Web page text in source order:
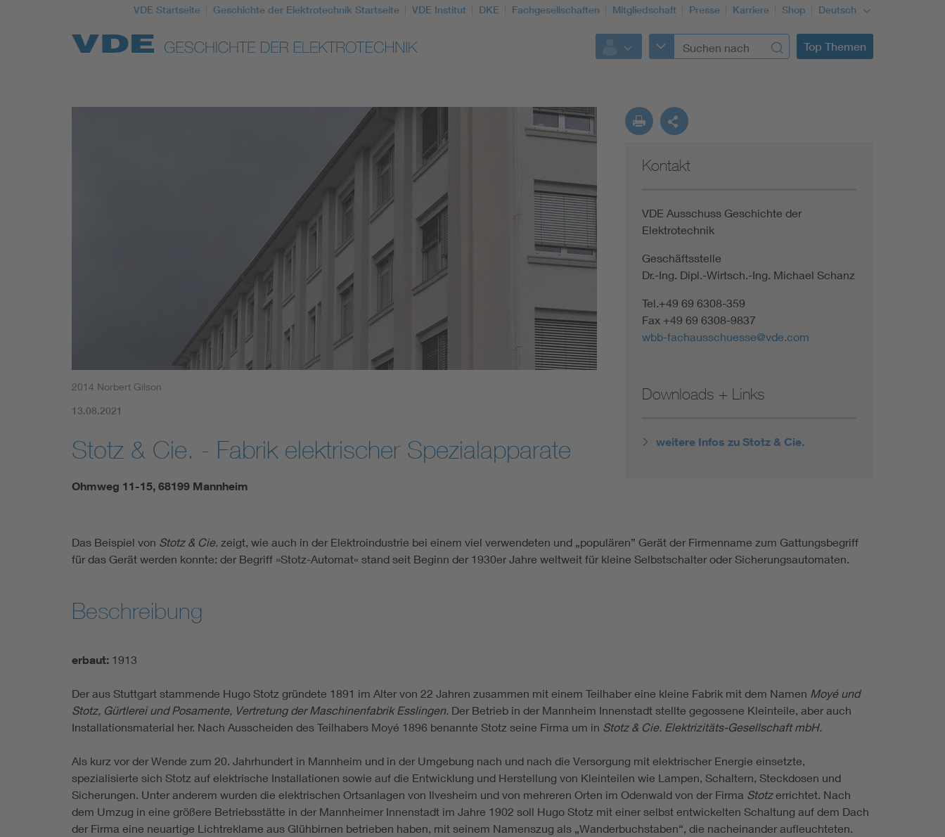
VDE Startseite Geschichte der Elektrotechnik Startseite VDE Institut DKE Fachgesellschaften Mitgliedschaft Presse Karriere Shop Deutsch
Top Themen
Top Themen
2014 Norbert Gilson
13.08.2021
Stotz & Cie. - Fabrik elektrischer Spezialapparate
Ohmweg 11-15, 68199 Mannheim
Kontakt
VDE Ausschuss Geschichte der
Elektrotechnik
Geschäftsstelle
Dr.-Ing. Dipl.-Wirtsch.-Ing. Michael Schanz
Tel.+49 69 6308-359
Fax +49 69 6308-9837
wbb-fachausschuesse@vde.com
Downloads + Links
weitere Infos zu Stotz & Cie.
Das Beispiel von Stotz & Cie. zeigt, wie auch in der Elektroindustrie bei einem viel verwendeten und „populären” Gerät der Firmenname zum Gattungsbegriff
für das Gerät werden konnte: der Begriff »Stotz-Automat« stand seit Beginn der 1930er Jahre weltweit für kleine Selbstschalter oder Sicherungsautomaten.
Beschreibung
erbaut: 1913
Der aus Stuttgart stammende Hugo Stotz gründete 1891 im Alter von 22 Jahren zusammen mit einem Teilhaber eine kleine Fabrik mit dem Namen Moyé und
Stotz, Gürtlerei und Posamente, Vertretung der Maschinenfabrik Esslingen. Der Betrieb in der Mannheim Innenstadt stellte gegossene Kleinteile, aber auch
Installationsmaterial her. Nach Ausscheiden des Teilhabers Moyé 1896 benannte Stotz seine Firma um in Stotz & Cie. Elektrizitäts-Gesellschaft mbH.
Als kurz vor der Wende zum 20. Jahrhundert in Mannheim und in der Umgebung nach und nach die Versorgung mit elektrischer Energie einsetzte,
spezialisierte sich Stotz auf elektrische Installationen sowie auf die Entwicklung und Herstellung von Kleinteilen wie Lampen, Schaltern, Steckdosen und
Sicherungen. Unter anderem wurden die elektrischen Ortsanlagen von Ilvesheim und von mehreren Orten im Odenwald von der Firma Stotzerrichtet. Nach
dem Umzug in eine größere Betriebsstätte in der Mannheimer Innenstadt im Jahre 1902 soll Hugo Stotz mit einer selbst entwickelten Schaltung auf dem Dach
der Firma eine neuartige Lichtreklame aus Glühbirnen betrieben haben, mit seinem Namenszug als „Wanderbuchstaben“, die nacheinander aufleuchteten.